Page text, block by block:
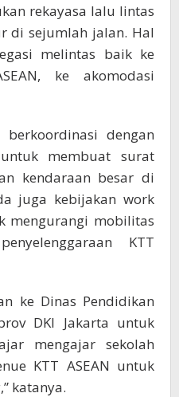
rekayasa lalu lintas
di sejumlah jalan. Hal
melintas baik ke
ke akomodasi
dengan
membuat surat
kendaraan besar di
juga kebijakan work
mengurangi mobilitas
KTT
ke Dinas Pendidikan
DKI Jakarta untuk
mengajar sekolah
KTT ASEAN untuk
katanya.